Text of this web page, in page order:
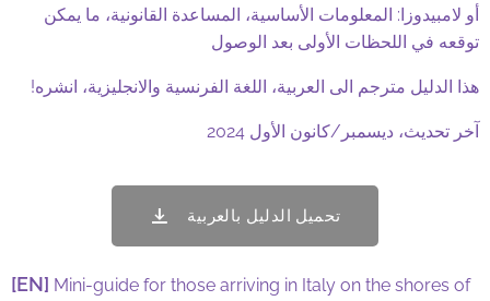
أو لامبيدوزا: المعلومات الأساسية، المساعدة القانونية، ما يمكن
توقعه في اللحظات الأولى بعد الوصول
هذا الدليل مترجم الى العربية، اللغة الفرنسية والانجليزية، انشره!
آخر تحديث، ديسمبر/كانون الأول 2024
تحميل الدليل بالعربية
[EN] Mini-guide for those arriving in Italy on the shores of